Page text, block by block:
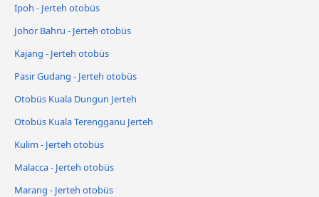
Ipoh - Jerteh otobüs
Johor Bahru - Jerteh otobüs
Kajang - Jerteh otobüs
Pasir Gudang - Jerteh otobüs
Otobüs Kuala Dungun Jerteh
Otobüs Kuala Terengganu Jerteh
Kulim - Jerteh otobüs
Malacca - Jerteh otobüs
Marang - Jerteh otobüs